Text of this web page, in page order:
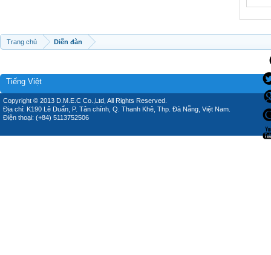
Trang chủ Diễn đàn
Tiếng Việt
Copyright © 2013 D.M.E.C Co.,Ltd, All Rights Reserved.
Địa chỉ: K190 Lê Duẩn, P. Tân chính, Q. Thanh Khê, Thp. Đà Nẵng, Việt Nam.
Điện thoại: (+84) 5113752506